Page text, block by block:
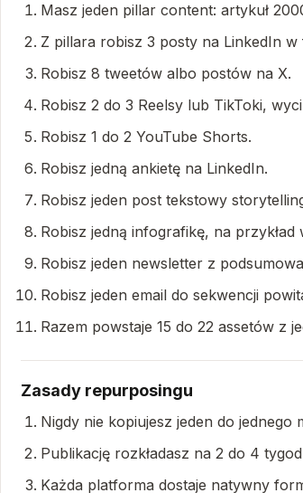
Masz jeden pillar content: artykuł
Z pillara robisz 3 posty na LinkedIn
Robisz 8 tweetów albo postów na X.
Robisz 2 do 3 Reelsy lub TikToki,
Robisz 1 do 2 YouTube Shorts.
Robisz jedną ankietę na LinkedIn.
Robisz jeden post tekstowy
Robisz jedną infografikę, na przykład
Robisz jeden newsletter z
Robisz jeden email do sekwencji
Razem powstaje 15 do 22 assetów z
Zasady repurposingu
Nigdy nie kopiujesz jeden do
Publikację rozkładasz na 2 do 4
Każda platforma dostaje natywny